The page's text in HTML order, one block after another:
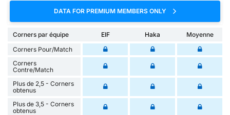
DATA FOR PREMIUM MEMBERS ONLY
Corners par équipe EIF Haka
Moyenne
Corners Pour/Match
Corners
Contre/Match
Plus de 2,5 - Corners
obtenus
Plus de 3,5 - Corners
obtenus